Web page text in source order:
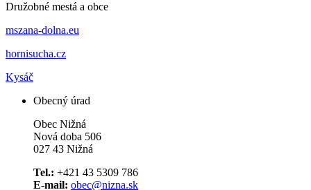
Družobné mestá a obce
mszana-dolna.eu
hornisucha.cz
Kysáč
Obecný úrad
Obec Nižná
Nová doba 506
027 43 Nižná
Tel.: +421 43 5309 786
E-mail: obec@nizna.sk